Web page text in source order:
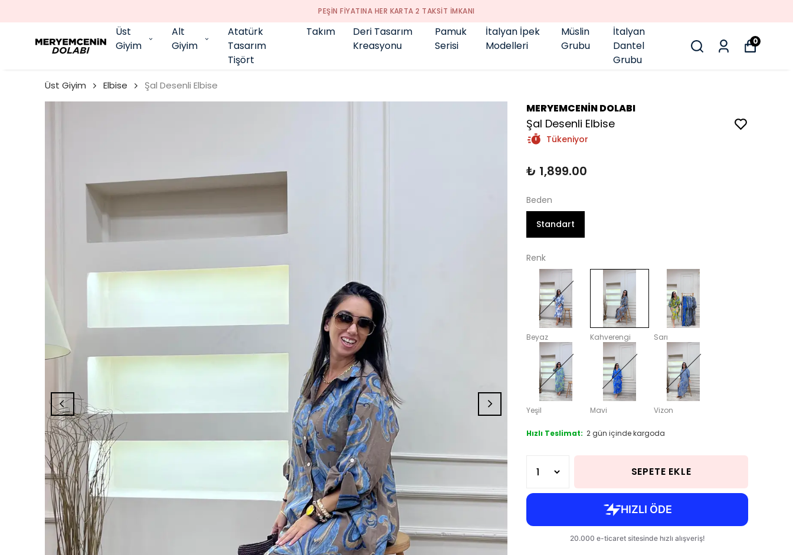
GENÇ BÜYÜK BEDEN 👑
Üst
Giyim
Alt
Giyim
Atatürk
Tasarım
Tişört
Takım
Deri Tasarım
Kreasyonu
Pamuk
Serisi
İtalyan İpek
Modelleri
Müslin
Grubu
İtalyan
Dantel
Grubu
0
Üst Giyim Elbise Şal Desenli Elbise
MERYEMCENİN DOLABI
Şal Desenli Elbise
Tükeniyor
₺ 1,899.00
Beden
Standart
Renk
Beyaz Kahverengi Sarı
Yeşil Mavi Vizon
Hızlı Teslimat: 2 gün içinde kargoda
SEPETE EKLE